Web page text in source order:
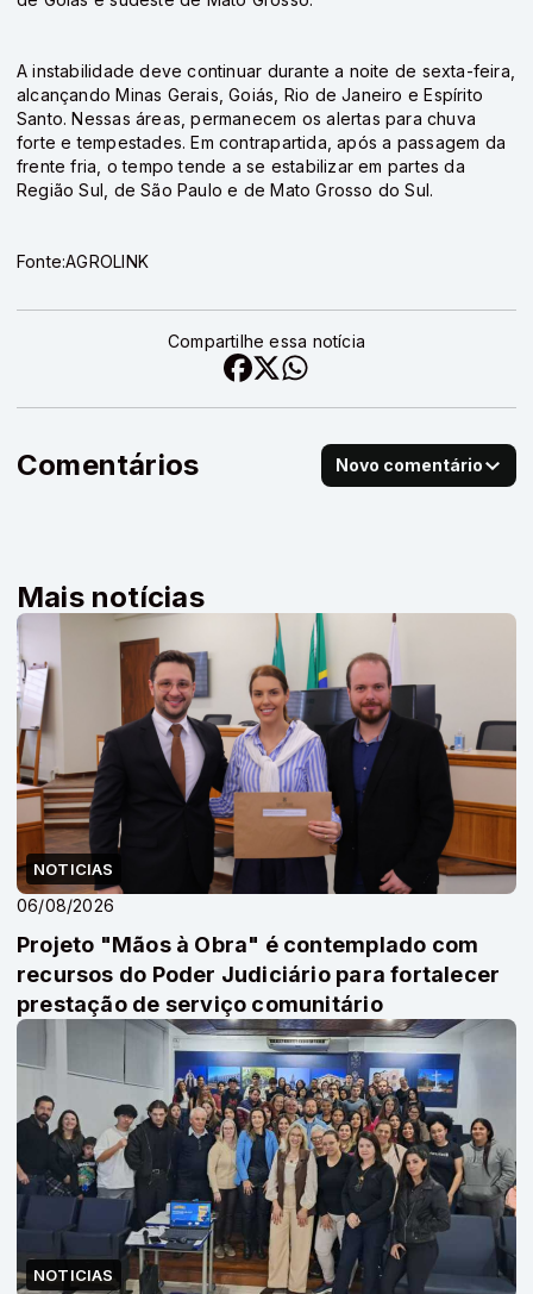
A instabilidade deve continuar durante a noite de sexta-feira,
alcançando Minas Gerais, Goiás, Rio de Janeiro e Espírito
Santo. Nessas áreas, permanecem os alertas para chuva
forte e tempestades. Em contrapartida, após a passagem da
frente fria, o tempo tende a se estabilizar em partes da
Região Sul, de São Paulo e de Mato Grosso do Sul.
Fonte:AGROLINK
Compartilhe essa notícia
Comentários Novo comentário
Mais notícias
NOTICIAS
06/08/2026
Projeto "Mãos à Obra" é contemplado com
recursos do Poder Judiciário para fortalecer
prestação de serviço comunitário
NOTICIAS